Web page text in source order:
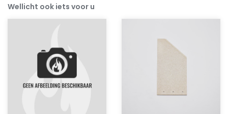
Wellicht ook iets voor u